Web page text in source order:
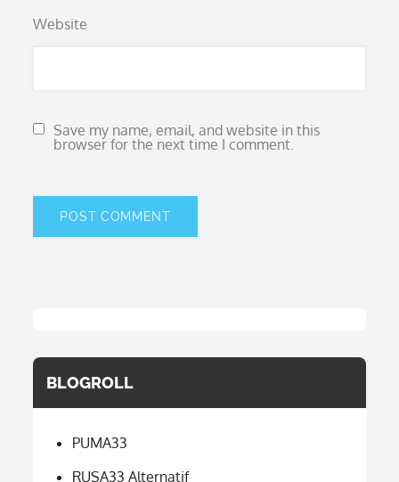
Website
Save my name, email, and website in this
browser for the next time I comment.
BLOGROLL
PUMA33
RUSA33 Alternatif